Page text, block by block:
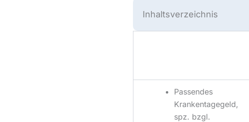
Inhaltsverzeichnis
Passendes
Krankentagegeld,
spz. bzgl.